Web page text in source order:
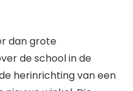
dan grote
de school in de
herinrichting van een